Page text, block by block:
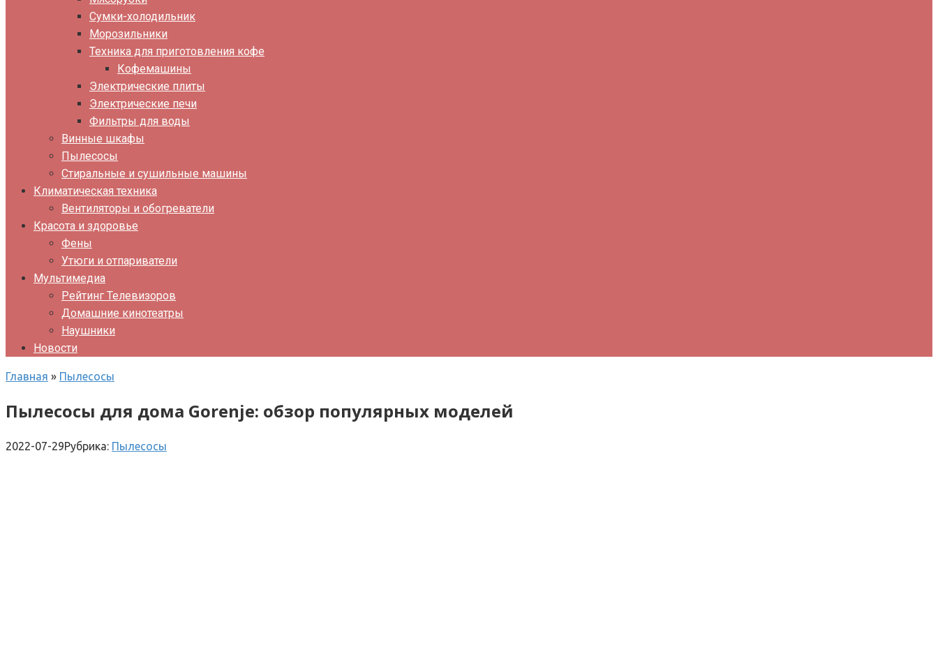
Сумки-холодильник
Морозильники
Техника для приготовления кофе
Кофемашины
Электрические плиты
Электрические печи
Фильтры для воды
Винные шкафы
Пылесосы
Стиральные и сушильные машины
Климатическая техника
Вентиляторы и обогреватели
Красота и здоровье
Фены
Утюги и отпариватели
Мультимедиа
Рейтинг Телевизоров
Домашние кинотеатры
Наушники
Новости
Главная » Пылесосы
Пылесосы для дома Gorenje: обзор популярных моделей
2022-07-29Рубрика: Пылесосы